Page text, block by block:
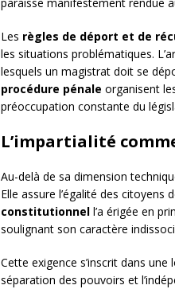
Les règles de déport et de
les situations problématiques.
lesquels un magistrat doit se
procédure pénale organisent
préoccupation constante du
L’impartialité
Au-delà de sa dimension
Elle assure l’égalité des
constitutionnel l’a érigée en
soulignant son caractère
Cette exigence s’inscrit dans
séparation des pouvoirs et